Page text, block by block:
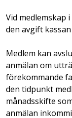
Vid medlemskap
den avgift
Medlem kan
anmälan om
förekommande
den tidpunkt
månadsskifte
anmälan